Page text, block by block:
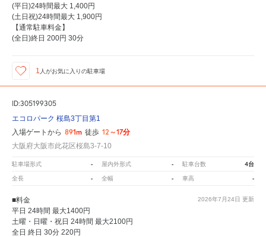
(平日)24時間最大 1,400円
(土日祝)24時間最大 1,900円
【通常駐車料金】
(全日)終日 200円 30分
1 人がお気に入りの駐車場
ID:305199305
エコロパーク 桜島3丁目第1
入場ゲートから 891m 徒歩 12～17分
大阪府大阪市此花区桜島3-7-10
駐車場形式 - 屋内外形式 - 駐車台数 4台
全長 - 全幅 - 車高 -
2026年7月24日 更新
■料金
平日 24時間 最大1400円
土曜・日曜・祝日 24時間 最大2100円
全日 終日 30分 220円